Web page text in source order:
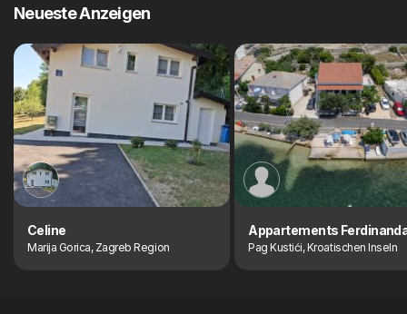
Neueste Anzeigen
Celine
Marija Gorica, Zagreb Region
Appartements
Pag Kustići, Kroatischen Inseln